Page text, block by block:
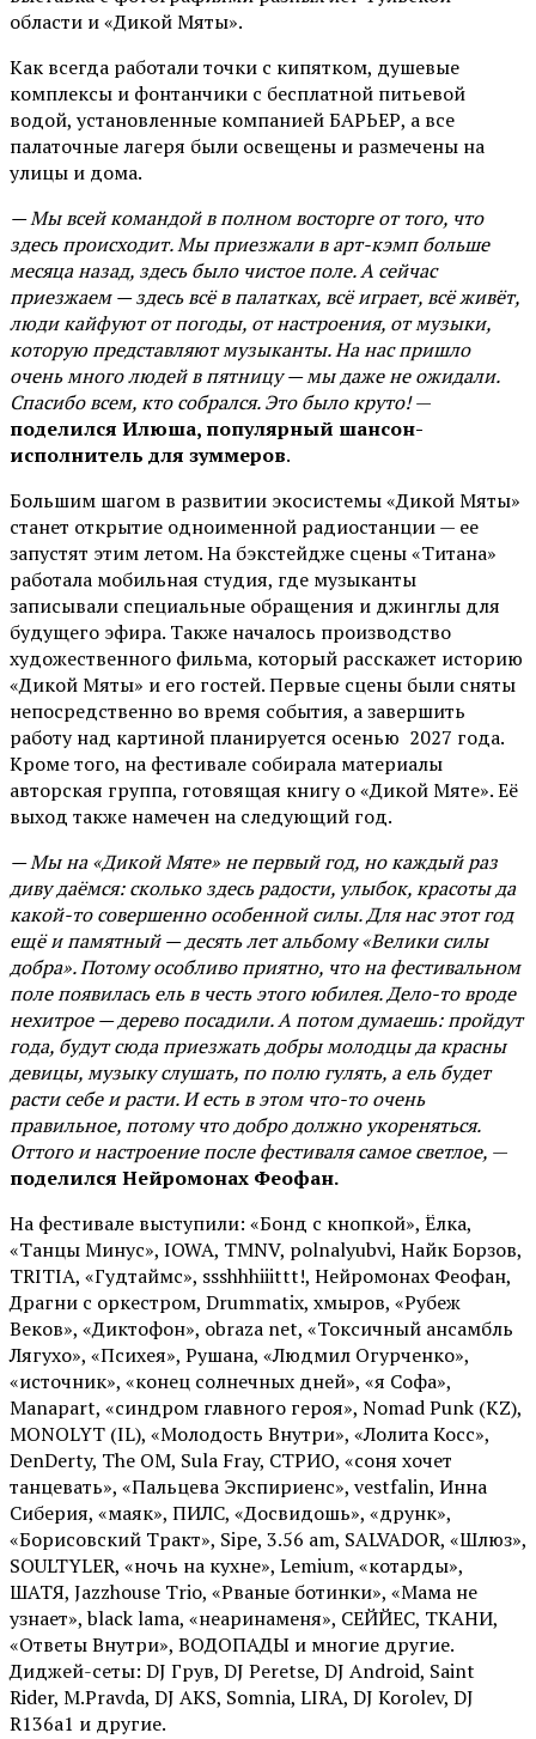
области и «Дикой Мяты».
Как всегда работали точки с кипятком, душевые
комплексы и фонтанчики с бесплатной питьевой
водой, установленные компанией БАРЬЕР, а все
палаточные лагеря были освещены и размечены на
улицы и дома.
— Мы всей командой в полном восторге от того, что
здесь происходит. Мы приезжали в арт-кэмп больше
месяца назад, здесь было чистое поле. А сейчас
приезжаем — здесь всё в палатках, всё играет, всё живёт,
люди кайфуют от погоды, от настроения, от музыки,
которую представляют музыканты. На нас пришло
очень много людей в пятницу — мы даже не ожидали.
Спасибо всем, кто собрался. Это было круто!—
поделился Илюша, популярный шансон-
исполнитель для зуммеров.
Большим шагом в развитии экосистемы «Дикой Мяты»
станет открытие одноименной радиостанции — ее
запустят этим летом. На бэкстейдже сцены «Титана»
работала мобильная студия, где музыканты
записывали специальные обращения и джинглы для
будущего эфира. Также началось производство
художественного фильма, который расскажет историю
«Дикой Мяты» и его гостей. Первые сцены были сняты
непосредственно во время события, а завершить
работу над картиной планируется осенью 2027 года.
Кроме того, на фестивале собирала материалы
авторская группа, готовящая книгу о «Дикой Мяте». Её
выход также намечен на следующий год.
— Мы на «Дикой Мяте» не первый год, но каждый раз
диву даёмся: сколько здесь радости, улыбок, красоты да
какой-то совершенно особенной силы. Для нас этот год
ещё и памятный — десять лет альбому «Велики силы
добра». Потому особливо приятно, что на фестивальном
поле появилась ель в честь этого юбилея. Дело-то вроде
нехитрое — дерево посадили. А потом думаешь: пройдут
года, будут сюда приезжать добры молодцы да красны
девицы, музыку слушать, по полю гулять, а ель будет
расти себе и расти. И есть в этом что-то очень
правильное, потому что добро должно укореняться.
Оттого и настроение после фестиваля самое светлое, —
поделился Нейромонах Феофан.
На фестивале выступили: «Бонд с кнопкой», Ёлка,
«Танцы Минус», IOWA, TMNV, polnalyubvi, Найк Борзов,
TRITIA, «Гудтаймс», ssshhhiiittt!, Нейромонах Феофан,
Драгни с оркестром, Drummatix, хмыров, «Рубеж
Веков», «Диктофон», obraza net, «Токсичный ансамбль
Лягухо», «Психея», Рушана, «Людмил Огурченко»,
«источник», «конец солнечных дней», «я Софа»,
Manapart, «синдром главного героя», Nomad Punk (KZ),
MONOLYT (IL), «Молодость Внутри», «Лолита Косс»,
DenDerty, The OM, Sula Fray, СТРИО, «соня хочет
танцевать», «Пальцева Экспириенс», vestfalin, Инна
Сиберия, «маяк», ПИЛС, «Досвидошь», «друнк»,
«Борисовский Тракт», Sipe, 3.56 am, SALVADOR, «Шлюз»,
SOULTYLER, «ночь на кухне», Lemium, «котарды»,
ШАТЯ, Jazzhouse Trio, «Рваные ботинки», «Мама не
узнает», black lama, «неаринаменя», СЕЙЙЕС, ТКАНИ,
«Ответы Внутри», ВОДОПАДЫ и многие другие.
Диджей-сеты: DJ Грув, DJ Peretse, DJ Android, Saint
Rider, М.Pravda, DJ AKS, Somnia, LIRA, DJ Korolev, DJ
R136a1 и другие.